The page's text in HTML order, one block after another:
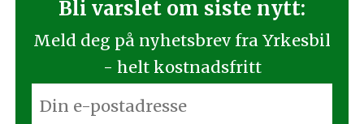
Bli varslet om siste nytt:
Meld deg på nyhetsbrev fra Yrkesbil
- helt kostnadsfritt